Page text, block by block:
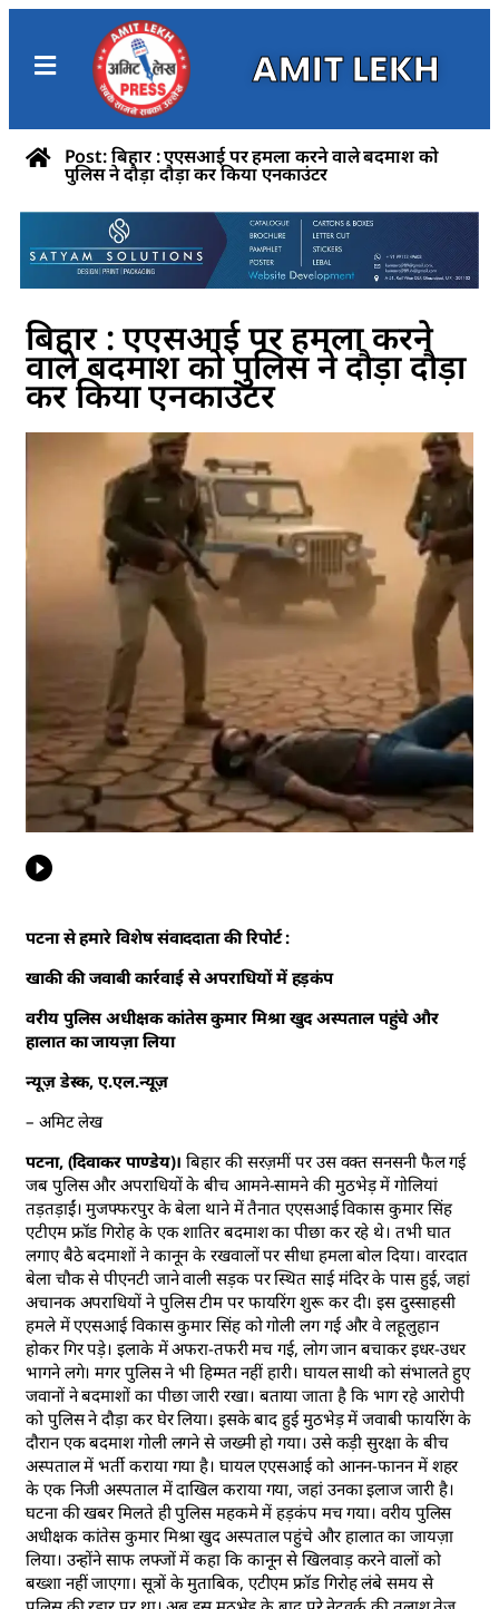
AMIT LEKH
Post: बिहार : एएसआई पर हमला करने वाले बदमाश को
पुलिस ने दौड़ा दौड़ा कर किया एनकाउंटर
बिहार : एएसआई पर हमला करने
वाले बदमाश को पुलिस ने दौड़ा दौड़ा
कर किया एनकाउंटर
पटना से हमारे विशेष संवाददाता की रिपोर्ट :
खाकी की जवाबी कार्रवाई से अपराधियों में हड़कंप
वरीय पुलिस अधीक्षक कांतेस कुमार मिश्रा खुद अस्पताल पहुंचे और
हालात का जायज़ा लिया
न्यूज़ डेस्क, ए.एल.न्यूज़
– अमिट लेख
पटना, (दिवाकर पाण्डेय)। बिहार की सरज़मीं पर उस वक्त सनसनी फैल गई
जब पुलिस और अपराधियों के बीच आमने-सामने की मुठभेड़ में गोलियां
तड़तड़ाईं। मुजफ्फरपुर के बेला थाने में तैनात एएसआई विकास कुमार सिंह
एटीएम फ्रॉड गिरोह के एक शातिर बदमाश का पीछा कर रहे थे। तभी घात
लगाए बैठे बदमाशों ने कानून के रखवालों पर सीधा हमला बोल दिया। वारदात
बेला चौक से पीएनटी जाने वाली सड़क पर स्थित साई मंदिर के पास हुई, जहां
अचानक अपराधियों ने पुलिस टीम पर फायरिंग शुरू कर दी। इस दुस्साहसी
हमले में एएसआई विकास कुमार सिंह को गोली लग गई और वे लहूलुहान
होकर गिर पड़े। इलाके में अफरा-तफरी मच गई, लोग जान बचाकर इधर-उधर
भागने लगे। मगर पुलिस ने भी हिम्मत नहीं हारी। घायल साथी को संभालते हुए
जवानों ने बदमाशों का पीछा जारी रखा। बताया जाता है कि भाग रहे आरोपी
को पुलिस ने दौड़ा कर घेर लिया। इसके बाद हुई मुठभेड़ में जवाबी फायरिंग के
दौरान एक बदमाश गोली लगने से जख्मी हो गया। उसे कड़ी सुरक्षा के बीच
अस्पताल में भर्ती कराया गया है। घायल एएसआई को आनन-फानन में शहर
के एक निजी अस्पताल में दाखिल कराया गया, जहां उनका इलाज जारी है।
घटना की खबर मिलते ही पुलिस महकमे में हड़कंप मच गया। वरीय पुलिस
अधीक्षक कांतेस कुमार मिश्रा खुद अस्पताल पहुंचे और हालात का जायज़ा
लिया। उन्होंने साफ लफ्जों में कहा कि कानून से खिलवाड़ करने वालों को
बख्शा नहीं जाएगा। सूत्रों के मुताबिक, एटीएम फ्रॉड गिरोह लंबे समय से